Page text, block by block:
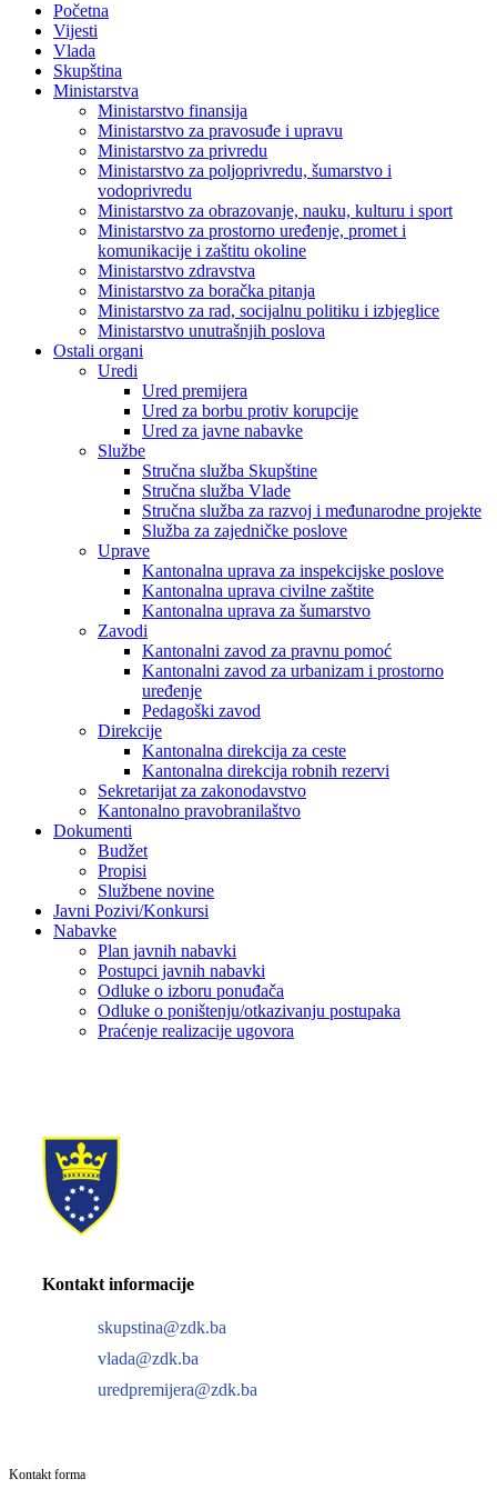
Početna
Vijesti
Vlada
Skupština
Ministarstva
Ministarstvo finansija
Ministarstvo za pravosuđe i upravu
Ministarstvo za privredu
Ministarstvo za poljoprivredu, šumarstvo i
vodoprivredu
Ministarstvo za obrazovanje, nauku, kulturu i sport
Ministarstvo za prostorno uređenje, promet i
komunikacije i zaštitu okoline
Ministarstvo zdravstva
Ministarstvo za boračka pitanja
Ministarstvo za rad, socijalnu politiku i izbjeglice
Ministarstvo unutrašnjih poslova
Ostali organi
Uredi
Ured premijera
Ured za borbu protiv korupcije
Ured za javne nabavke
Službe
Stručna služba Skupštine
Stručna služba Vlade
Stručna služba za razvoj i međunarodne projekte
Služba za zajedničke poslove
Uprave
Kantonalna uprava za inspekcijske poslove
Kantonalna uprava civilne zaštite
Kantonalna uprava za šumarstvo
Zavodi
Kantonalni zavod za pravnu pomoć
Kantonalni zavod za urbanizam i prostorno
uređenje
Pedagoški zavod
Direkcije
Kantonalna direkcija za ceste
Kantonalna direkcija robnih rezervi
Sekretarijat za zakonodavstvo
Kantonalno pravobranilaštvo
Dokumenti
Budžet
Propisi
Službene novine
Javni Pozivi/Konkursi
Nabavke
Plan javnih nabavki
Postupci javnih nabavki
Odluke o izboru ponuđača
Odluke o poništenju/otkazivanju postupaka
Praćenje realizacije ugovora
Kontakt informacije
skupstina@zdk.ba
vlada@zdk.ba
uredpremijera@zdk.ba
Kontakt forma